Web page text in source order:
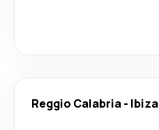
Reggio Calabria- Ibiza